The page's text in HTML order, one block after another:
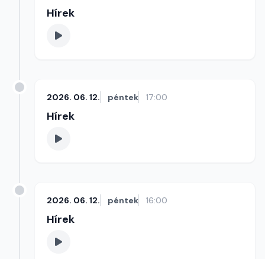
Hírek
2026. 06. 12. péntek 17:00
Hírek
2026. 06. 12. péntek 16:00
Hírek